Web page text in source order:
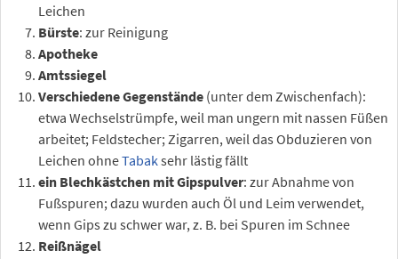
Leichen
Bürste: zur Reinigung
Apotheke
Amtssiegel
Verschiedene Gegenstände (unter dem Zwischenfach):
etwa Wechselstrümpfe, weil man ungern mit nassen Füßen
arbeitet; Feldstecher; Zigarren, weil das Obduzieren von
Leichen ohneTabak sehr lästig fällt
ein Blechkästchen mit Gipspulver: zur Abnahme von
Fußspuren; dazu wurden auch Öl und Leim verwendet,
wenn Gips zu schwer war, z. B. bei Spuren im Schnee
Reißnägel